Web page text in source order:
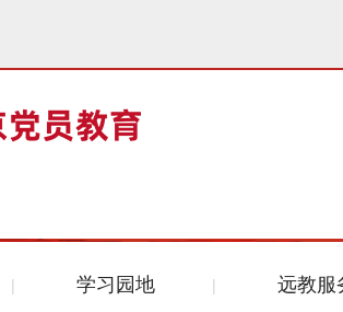
学习园地 远教服